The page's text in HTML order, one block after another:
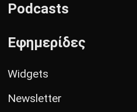
Podcasts
Εφημερίδες
Widgets
Newsletter